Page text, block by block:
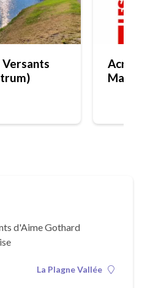
Versants
Acro
Macot
d'Aime Gothard
La Plagne Vallée